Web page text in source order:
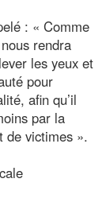
: « Comme
rendra
les yeux et
pour
afin qu’il
par la
de victimes ».